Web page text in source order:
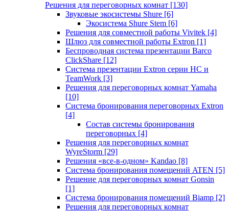
Решения для переговорных комнат [130]
Звуковые экосистемы Shure [6]
Экосистема Shure Stem [6]
Решения для совместной работы Vivitek [4]
Шлюз для совместной работы Extron [1]
Беспроводная система презентации Barco
ClickShare [12]
Система презентации Extron серии HC и
TeamWork [3]
Решения для переговорных комнат Yamaha
[10]
Система бронирования переговорных Extron
[4]
Состав системы бронирования
переговорных [4]
Решения для переговорных комнат
WyreStorm [29]
Решения «все-в-одном» Kandao [8]
Система бронирования помещений ATEN [5]
Решение для переговорных комнат Gonsin
[1]
Система бронирования помещений Biamp [2]
Решения для переговорных комнат